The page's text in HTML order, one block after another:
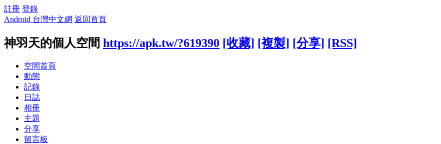
註冊 登錄
Android 台灣中文網 返回首頁
神羽天的個人空間 https://apk.tw/?619390 [收藏] [複製] [分享] [RSS]
空間首頁
動態
記錄
日誌
相冊
主題
分享
留言板